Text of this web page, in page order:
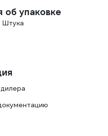
упаковке
Штука